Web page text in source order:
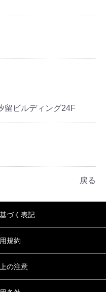
留ビルディング24F
戻る
づく表記
規約
の注意